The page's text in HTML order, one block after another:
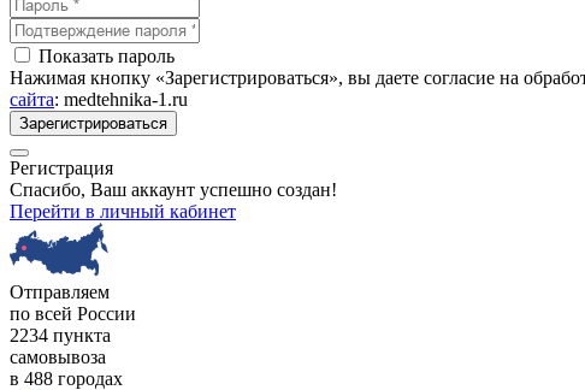
Показать пароль
Нажимая кнопку «Зарегистрироваться», вы даете согласие на
сайта: medtehnika-1.ru
Зарегистрироваться
Регистрация
Спасибо, Ваш аккаунт успешно создан!
Перейти в личный кабинет
Отправляем
по всей России
2234 пункта
самовывоза
в 488 городах